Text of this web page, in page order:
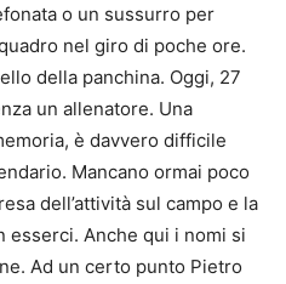
o un sussurro per
nel giro di poche ore.
della panchina. Oggi, 27
un allenatore. Una
è davvero difficile
Mancano ormai poco
dell’attività sul campo e la
esserci. Anche qui i nomi si
Ad un certo punto Pietro